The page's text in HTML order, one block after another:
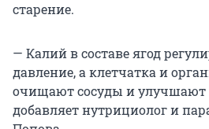
старение.
— Калий в составе ягод
давление, а клетчатка и
очищают сосуды и улучшают
добавляет нутрициолог и